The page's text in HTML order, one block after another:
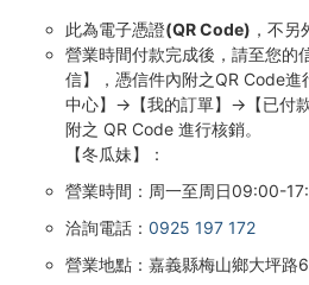
此為電子憑證(QR Code) ，不另
營業時間付款完成後，請至您的
信】，憑信件內附之QR Code進
中心】→【我的訂單】→【已付
附之 QR Code 進行核銷。
【冬瓜妹】
：
營業時間：周一至周日09:00-
洽詢電話： 0925 197 172
營業地點：嘉義縣梅山鄉大坪路